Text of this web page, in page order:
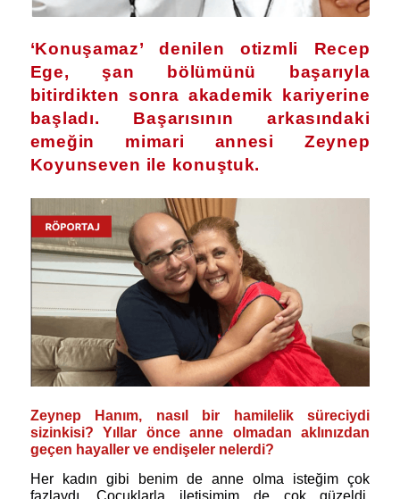
‘Konuşamaz’ denilen otizmli Recep
Ege, şan bölümünü başarıyla
bitirdikten sonra akademik kariyerine
başladı. Başarısının arkasındaki
emeğin mimari annesi Zeynep
Koyunseven ile konuştuk.
Zeynep Hanım, nasıl bir hamilelik süreciydi
sizinkisi? Yıllar önce anne olmadan aklınızdan
geçen hayaller ve endişeler nelerdi?
Her kadın gibi benim de anne olma isteğim çok
fazlaydı. Çocuklarla iletişimim de çok güzeldi.